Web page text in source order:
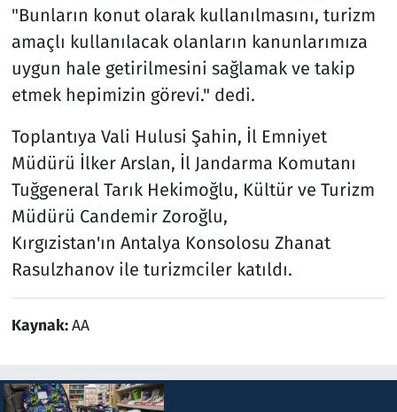
"Bunların konut olarak kullanılmasını, turizm
amaçlı kullanılacak olanların kanunlarımıza
uygun hale getirilmesini sağlamak ve takip
etmek hepimizin görevi." dedi.
Toplantıya Vali Hulusi Şahin, İl Emniyet
Müdürü İlker Arslan, İl Jandarma Komutanı
Tuğgeneral Tarık Hekimoğlu, Kültür ve Turizm
Müdürü Candemir Zoroğlu,
Kırgızistan'ın Antalya Konsolosu Zhanat
Rasulzhanov ile turizmciler katıldı.
Kaynak:AA